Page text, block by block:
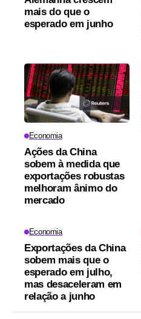
mais do que o
esperado em junho
Economia
Ações da China
sobem à medida que
exportações robustas
melhoram ânimo do
mercado
Economia
Exportações da China
sobem mais que o
esperado em julho,
mas desaceleram em
relação a junho